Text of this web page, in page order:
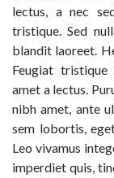
lectus, a nec
tristique. Sed
blandit laoreet.
Feugiat
amet a lectus.
nibh amet, ante
sem lobortis,
Leo vivamus
imperdiet quis,